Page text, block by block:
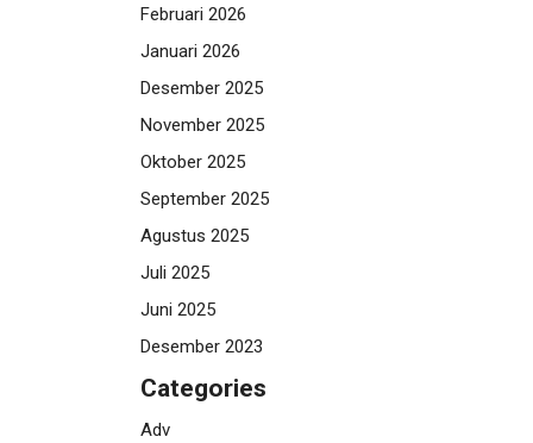
Februari 2026
Januari 2026
Desember 2025
November 2025
Oktober 2025
September 2025
Agustus 2025
Juli 2025
Juni 2025
Desember 2023
Categories
Adv